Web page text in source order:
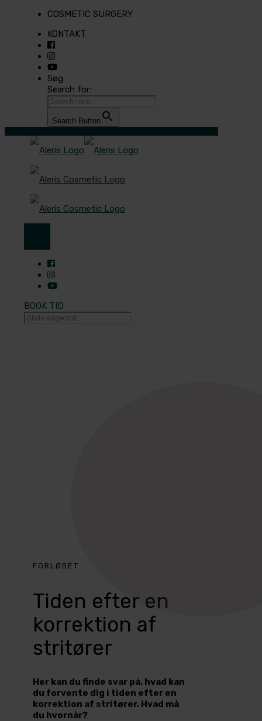
COSMETIC SURGERY
KONTAKT
Søg
Search for:
Search Button
BOOK TID
FORLØBET
Tiden efter en
korrektion af
stritører
Her kan du finde svar på, hvad kan
du forvente dig i tiden efter en
korrektion af stritører. Hvad må
du hvornår?